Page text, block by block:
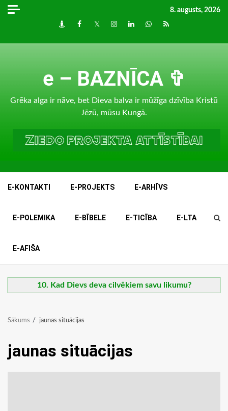
Skip
8. augusts, 2026
DraugiemFacebook
TwitterInstagram
LinkedInwhatsapp
RSS
e – BAZNĪCA ✞
Grēka alga ir nāve, bet Dieva balva ir mūžīga dzīvība Kristū
Jēzū, mūsu Kungā.
E-KONTAKTI E-PROJEKTS E-ARHĪVS
E-POLEMIKA E-BĪBELE E-TICĪBA E-LTA
E-AFIŠA
10. Kad Dievs deva cilvēkiem savu likumu?
Sākums jaunas situācijas
jaunas situācijas